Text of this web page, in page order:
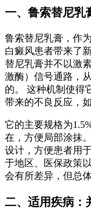
一、鲁索替尼乳
鲁索替尼乳膏，作
白癜风患者带来了
替尼乳膏并不以激
激酶）信号通路，
的。 这种机制使得
带来的不良反应，
它的主要规格为
在，方便局部涂抹
设计，方便患者用
于地区、医保政策
会有所差异，但总
二、适用疾病：